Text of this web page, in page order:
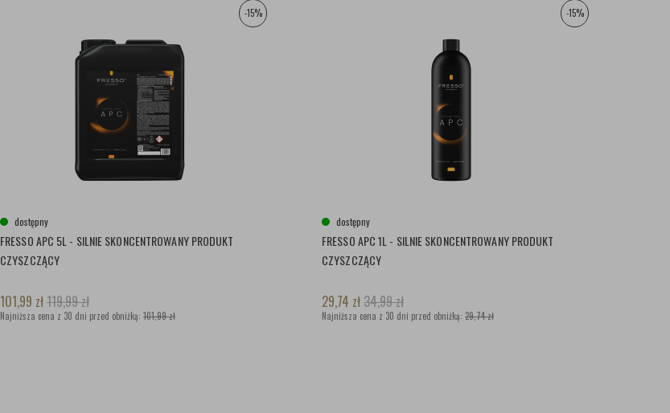
-15%
dostępny
FRESSO APC 5L - SILNIE SKONCENTROWANY PRODUKT
CZYSZCZĄCY
101,99 zł119,99zł
Najniższa cena z 30 dni przed obniżką: 101,99 zł
-15%
dostępny
FRESSO APC 1L - SILNIE SKONCENTROWANY PRODUKT
CZYSZCZĄCY
29,74 zł34,99zł
Najniższa cena z 30 dni przed obniżką: 29,74 zł